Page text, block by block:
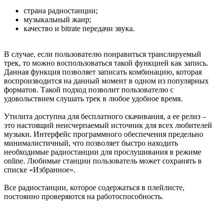
страна радиостанции;
музыкальный жанр;
качество и bitrate передачи звука.
В случае, если пользователю понравиться транслируемый
трек, то можно воспользоваться такой функцией как запись.
Данная функция позволяет записать комбинацию, которая
воспроизводится на данный момент в одном из популярных
форматов. Такой подход позволит пользователю с
удовольствием слушать трек в любое удобное время.
Утилита доступна для бесплатного скачивания, а ее релиз –
это настоящий неисчерпаемый источник для всех любителей
музыки. Интерфейс программного обеспечения предельно
минималистичный, что позволяет быстро находить
необходимые радиостанции для прослушивания в режиме
online. Любимые станции пользователь может сохранять в
списке «Избранное».
Все радиостанции, которое содержаться в плейлисте,
постоянно проверяются на работоспособность.